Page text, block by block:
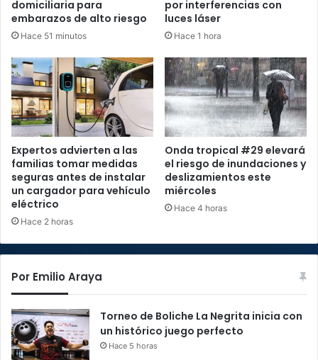
domiciliaria para
embarazos de alto riesgo
Hace 51 minutos
por interferencias con
luces láser
Hace 1 hora
Expertos advierten a las
familias tomar medidas
seguras antes de instalar
un cargador para vehículo
eléctrico
Hace 2 horas
Onda tropical #29 elevará
el riesgo de inundaciones y
deslizamientos este
miércoles
Hace 4 horas
Por Emilio Araya
Torneo de Boliche La Negrita inicia con
un histórico juego perfecto
Hace 5 horas